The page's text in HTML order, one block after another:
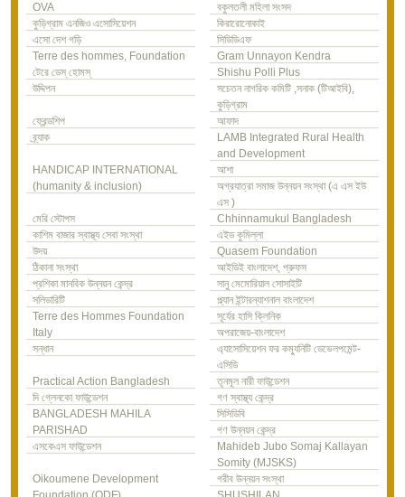
OVA
বকুলতলী মহিলা সংসদ
কুড়িগ্রাম এনজিও এসোসিয়েশন
কিরারোনোকাই
এসো দেশ গড়ি
সিডিডিএফ
Terre des hommes, Foundation
টেরে ডেস্ হোমস্
Gram Unnayon Kendra
Shishu Polli Plus
উদ্দিপন
সচেতন নাগরিক কমিটি ,সনাক (টিআইবি),
কুড়িগ্রাম
ফ্রেন্ডশিপ
আফাদ
ব্র্যাক
LAMB Integrated Rural Health
and Development
HANDICAP INTERNATIONAL
(humanity & inclusion)
আশা
অগ্রযাত্রা সমাজ উন্নয়ন সংস্থা (এ এস ইউ
এস )
মেরি স্টোপস
Chhinnamukul Bangladesh
কাশিম বাজার স্বাস্থ্য সেবা সংস্থা
এইড কুমিল্লা
উদয়
Quasem Foundation
ঠিকানা সংস্থা
আইডিই বাংলাদেশ, প্রুফস
প্রশিকা মানবিক উন্নয়ন কেন্দ্র
সানু মেমোরিয়াল সোসাইটি
সলিডারিটি
প্ল্যান ইন্টারন্যাশনাল বাংলাদেশ
Terre des Hommes Foundation
Italy
সূর্যের হাসি ক্লিনিক
অপরাজেয়-বাংলাদেশ
সন্ধান
এ্যাসোসিয়েশন ফর কম্যুনিটি ডেভেলপমেন্ট-
এসিডি
Practical Action Bangladesh
তৃনমূল নারী ফাউন্ডেশন
দি গ্লেনকো ফাউন্ডেশন
গণ স্বাস্থ্য কেন্দ্র
BANGLADESH MAHILA
PARISHAD
সিসিডিবি
গণ উন্নয়ন কেন্দ্র
এসকেএস ফাউন্ডেশন
Mahideb Jubo Somaj Kallayan
Somity (MJSKS)
Oikoumene Development
গরীব উন্নয়ন সংস্থা